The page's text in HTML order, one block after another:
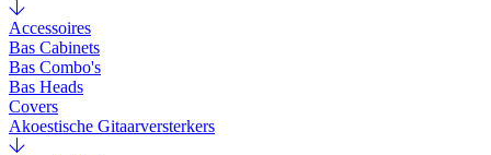
Accessoires
Bas Cabinets
Bas Combo's
Bas Heads
Covers
Akoestische Gitaarversterkers